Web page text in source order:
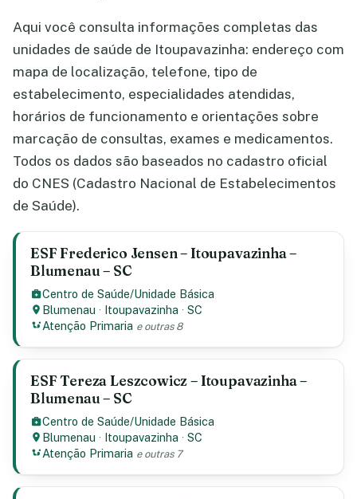
Aqui você consulta informações completas das
unidades de saúde de Itoupavazinha: endereço com
mapa de localização, telefone, tipo de
estabelecimento, especialidades atendidas,
horários de funcionamento e orientações sobre
marcação de consultas, exames e medicamentos.
Todos os dados são baseados no cadastro oficial
do CNES (Cadastro Nacional de Estabelecimentos
de Saúde).
ESF Frederico Jensen – Itoupavazinha –
Blumenau – SC
Centro de Saúde/Unidade Básica
Blumenau · Itoupavazinha ·SC
Atenção Primaria e outras 8
ESF Tereza Leszcowicz – Itoupavazinha –
Blumenau – SC
Centro de Saúde/Unidade Básica
Blumenau · Itoupavazinha ·SC
Atenção Primaria e outras 7